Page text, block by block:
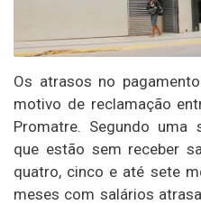
Os atrasos no
motivo de reclamação
Promatre. Segundo uma
que estão sem receber
quatro, cinco e até sete
meses com salários